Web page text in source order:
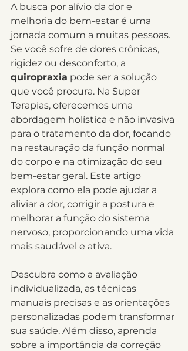
A busca por alívio da dor e
melhoria do bem-estar é uma
jornada comum a muitas pessoas.
Se você sofre de dores crônicas,
rigidez ou desconforto, a
quiropraxia pode ser a solução
que você procura. Na Super
Terapias, oferecemos uma
abordagem holística e não invasiva
para o tratamento da dor, focando
na restauração da função normal
do corpo e na otimização do seu
bem-estar geral. Este artigo
explora como ela pode ajudar a
aliviar a dor, corrigir a postura e
melhorar a função do sistema
nervoso, proporcionando uma vida
mais saudável e ativa.
Descubra como a avaliação
individualizada, as técnicas
manuais precisas e as orientações
personalizadas podem transformar
sua saúde. Além disso, aprenda
sobre a importância da correção